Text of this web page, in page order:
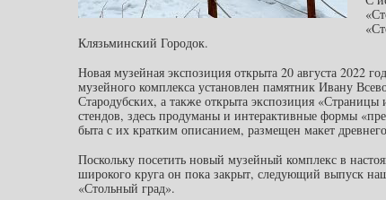
Клязьминский Городок.
Новая музейная экспозиция открыта 20 августа 2022
музейного комплекса установлен памятник Ивану
Стародубских, а также открыта экспозиция
стендов, здесь продуманы и интерактивные формы
быта с их кратким описанием, размещен макет
Поскольку посетить новый музейный комплекс в
широкого круга он пока закрыт, следующий выпуск
«Стольный град».